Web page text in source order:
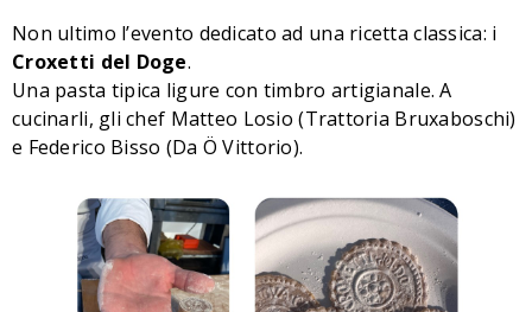
Non ultimo l’evento dedicato ad una ricetta classica: i
Croxetti del Doge.
Una pasta tipica ligure con timbro artigianale. A
cucinarli, gli chef Matteo Losio (Trattoria Bruxaboschi)
e Federico Bisso (Da Ö Vittorio).